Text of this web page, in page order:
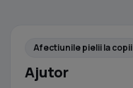
Afectiunile pielii la copii
Ajutor